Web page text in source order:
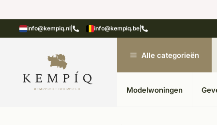
info@kempiq.nl info@kempiq.be
in kempische bouwstijl Meer dan 20 jaar
Alle categorieën
Modelwoningen